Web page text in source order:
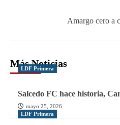
Amargo cero a
Más Noticias
LDF Primera
Salcedo FC hace historia,
mayo 25, 2026
LDF Primera